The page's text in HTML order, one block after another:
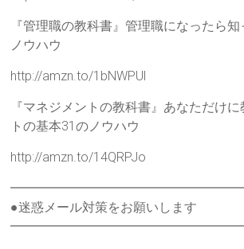
『管理職の教科書』管理職になったら
ノウハウ
http://amzn.to/1bNWPUl
『マネジメントの教科書』あなただけ
トの基本31のノウハウ
http://amzn.to/14QRPJo
●迷惑メール対策をお願いします